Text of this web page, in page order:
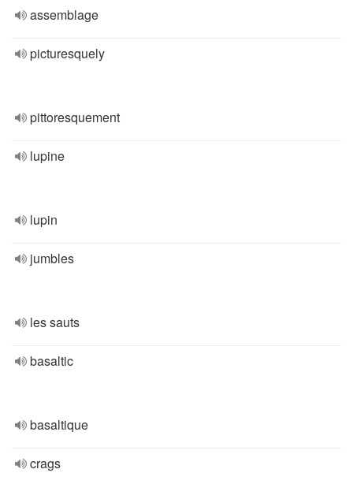
assemblage
picturesquely
pittoresquement
lupine
lupin
jumbles
les sauts
basaltic
basaltique
crags